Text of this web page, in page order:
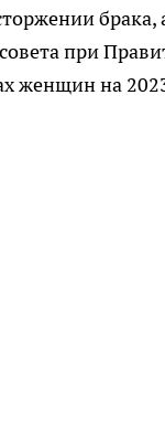
брака,
при
женщин на